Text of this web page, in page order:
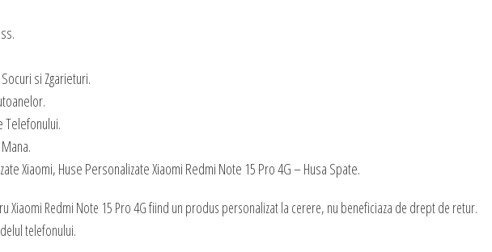
si Zgarieturi.
Telefonului.
Xiaomi, Huse Personalizate Xiaomi Redmi Note 15 Pro 4G – Husa Spate.
Xiaomi Redmi Note 15 Pro 4G fiind un produs personalizat la cerere, nu beneficiaza de drept de retur.
telefonului.